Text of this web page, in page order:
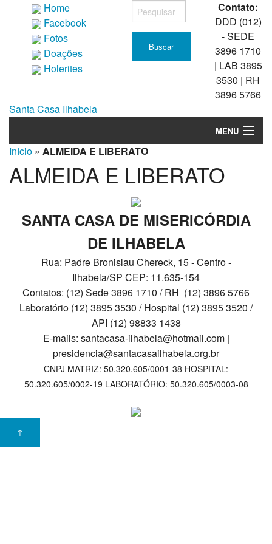
Home
Facebook
Fotos
Doações
Holerites
Contato:
DDD (012)
- SEDE
3896 1710
| LAB 3895
3530 | RH
3896 5766
Santa Casa Ilhabela
MENU
Quem somos
Transparência
Unidades
Contato
Privacidade
VAGAS DE EMPREGO
Início » ALMEIDA E LIBERATO
ALMEIDA E LIBERATO
SANTA CASA DE MISERICÓRDIA
DE ILHABELA
Rua: Padre Bronislau Chereck, 15 - Centro -
Ilhabela/SP CEP: 11.635-154
Contatos: (12) Sede 3896 1710 / RH (12) 3896 5766
Laboratório (12) 3895 3530 / Hospital (12) 3895 3520 /
API (12) 98833 1438
E-mails: santacasa-ilhabela@hotmail.com |
presidencia@santacasailhabela.org.br
CNPJ MATRIZ: 50.320.605/0001-38 HOSPITAL:
50.320.605/0002-19 LABORATÓRIO: 50.320.605/0003-08
↑